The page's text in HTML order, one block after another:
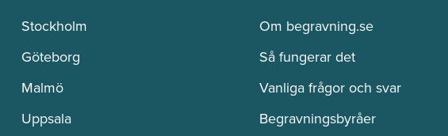
Stockholm
Göteborg
Malmö
Uppsala
Om begravning.se
Så fungerar det
Vanliga frågor och svar
Begravningsbyråer